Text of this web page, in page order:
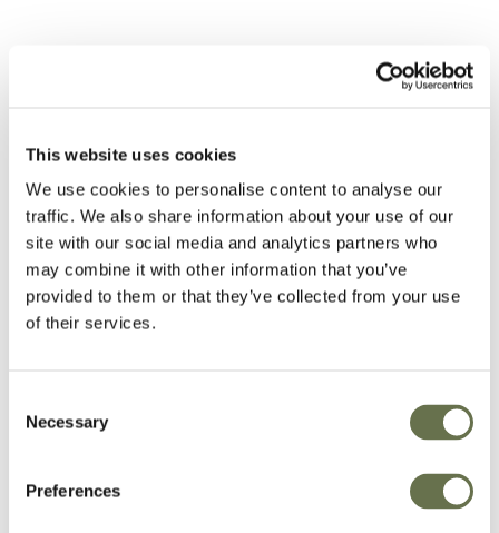
This website uses cookies
We use cookies to personalise content to analyse our
traffic. We also share information about your use of our
site with our social media and analytics partners who
may combine it with other information that you’ve
provided to them or that they’ve collected from your use
of their services.
Selection
Necessary
Preferences
en la que puedes
confiar
Un aliado para tener prácticas comerciales más
alcancen niveles más altos de éxito.
Ofrecemos más opciones, mejor valor y un gran
servicio.